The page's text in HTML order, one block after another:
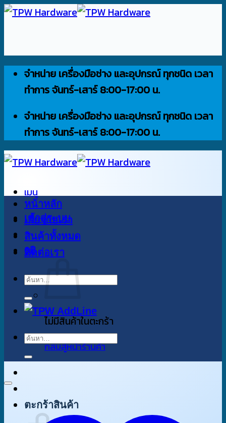
ข้าม
เนื้อหา
จำหน่าย เครื่องมือช่าง และอุปกรณ์ ทุกชนิด เวลา
ทำการ จันทร์-เสาร์ 8:00-17:00 น.
จำหน่าย เครื่องมือช่าง และอุปกรณ์ ทุกชนิด เวลา
ทำการ จันทร์-เสาร์ 8:00-17:00 น.
เมนู
เข้าสู่ระบบ
0฿
ไม่มีสินค้าในตะกร้า
กลับสู่หน้าร้านค้า
ตะกร้าสินค้า
หน้าหลัก
เกี่ยวกับเรา
สินค้าทั้งหมด
ติดต่อเรา
ค้นหา:
ค้นหา: